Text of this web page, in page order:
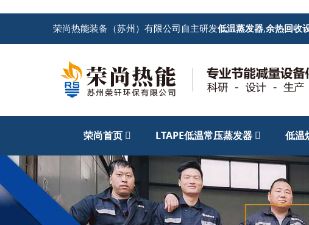
荣尚热能装备（苏州）有限公司自主研发低温蒸发器,余热回收
荣尚首页 LTAPE低温常压蒸发器 低温